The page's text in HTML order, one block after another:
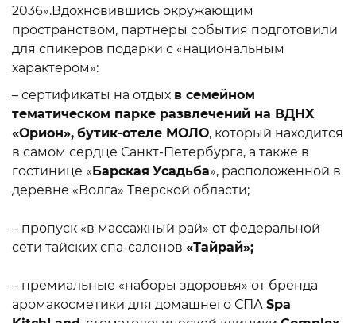
2036».Вдохновившись окружающим
пространством, партнеры события подготовили
для спикеров подарки с «национальным
характером»:
– сертификаты на отдых в семейном
тематическом парке развлечений на ВДНХ
«Орион», бутик-отеле МОЛО, который находится
в самом сердце Санкт-Петербурга, а также в
гостинице «Барская Усадьба», расположенной в
деревне «Волга» Тверской области;
– пропуск «в массажный рай» от федеральной
сети тайских спа-салонов «Тайрай»;
– премиальные «наборы здоровья» от бренда
аромакосметики для домашнего СПА Spa